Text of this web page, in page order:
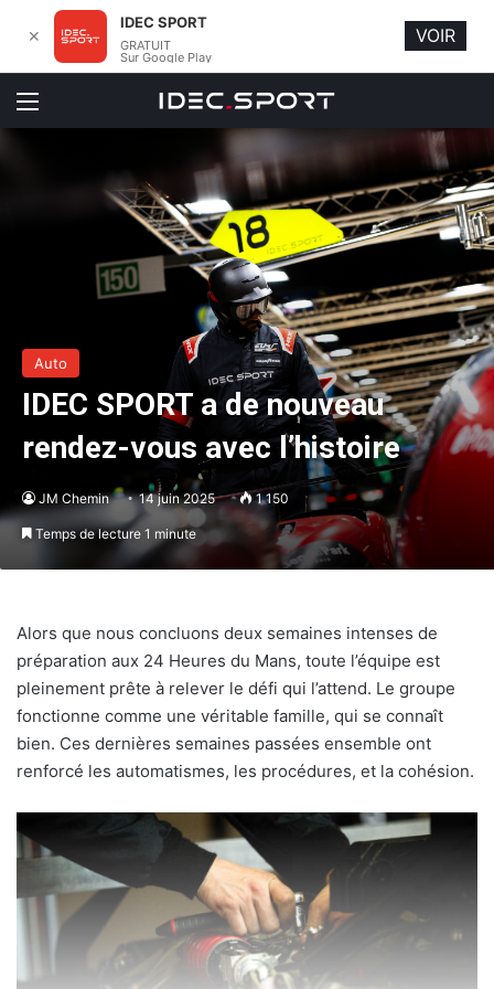
Menu
Auto
IDEC SPORT a de nouveau
rendez-vous avec l’histoire
JM Chemin 14 juin 2025 1 150
Temps de lecture 1 minute
Alors que nous concluons deux semaines intenses de
préparation aux 24 Heures du Mans, toute l’équipe est
pleinement prête à relever le défi qui l’attend. Le groupe
fonctionne comme une véritable famille, qui se connaît
bien. Ces dernières semaines passées ensemble ont
renforcé les automatismes, les procédures, et la cohésion.
✕
IDEC SPORT
GRATUIT
Sur Google Play
VOIR